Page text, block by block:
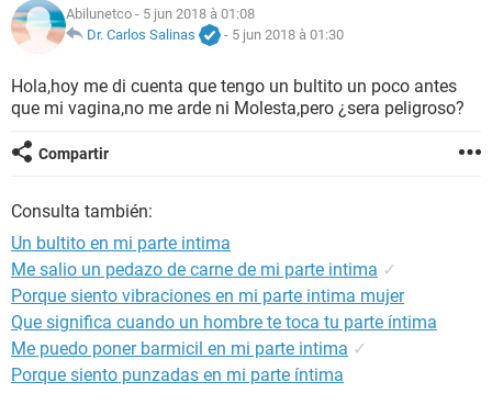
NUTRICIÓN
BIENESTAR
SEXUALIDAD
GLOSARIO
Abilunetco - 5 jun 2018 à 01:08
Dr. Carlos Salinas
- 5 jun 2018 à 01:30
Hola,hoy me di cuenta que tengo un bultito un poco antes
que mi vagina,no me arde ni Molesta,pero ¿sera peligroso?
Compartir
Consulta también:
Un bultito en mi parte intima
Me salio un pedazo de carne de mi parte intima ✓
Porque siento vibraciones en mi parte intima mujer
Que significa cuando un hombre te toca tu parte íntima
Me puedo poner barmicil en mi parte intima ✓
Porque siento punzadas en mi parte íntima